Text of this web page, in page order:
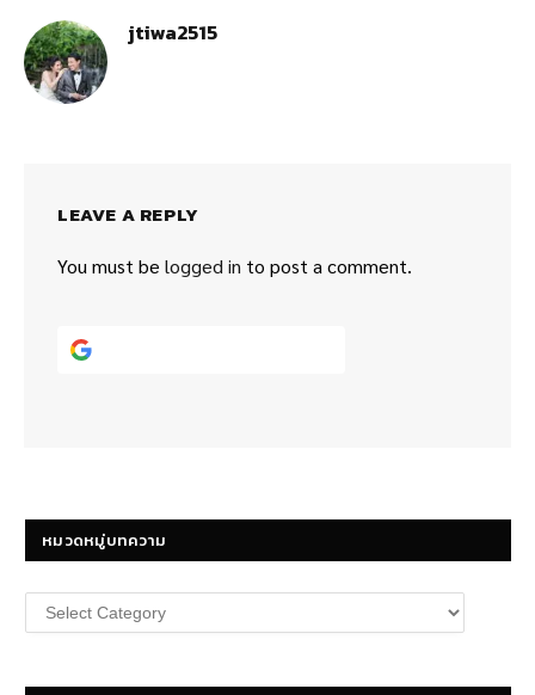
jtiwa2515
LEAVE A REPLY
You must be logged in to post a comment.
หมวดหมู่บทความ
หมวด
หมู่